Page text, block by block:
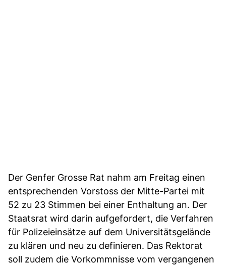
Der Genfer Grosse Rat nahm am Freitag einen
entsprechenden Vorstoss der Mitte-Partei mit
52 zu 23 Stimmen bei einer Enthaltung an. Der
Staatsrat wird darin aufgefordert, die Verfahren
für Polizeieinsätze auf dem Universitätsgelände
zu klären und neu zu definieren. Das Rektorat
soll zudem die Vorkommnisse vom vergangenen